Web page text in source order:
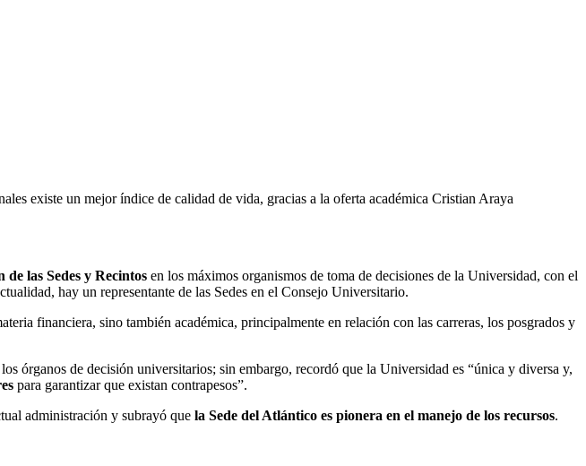
existe un mejor índice de calidad de vida, gracias a la oferta académica Cristian Araya
las Sedes y Recintos en los máximos organismos de toma de decisiones de la Universidad, con el
hay un representante de las Sedes en el Consejo Universitario.
financiera, sino también académica, principalmente en relación con las carreras, los posgrados y
órganos de decisión universitarios; sin embargo, recordó que la Universidad es “única y diversa y,
para garantizar que existan contrapesos”.
administración y subrayó que la Sede del Atlántico es pionera en el manejo de los recursos.